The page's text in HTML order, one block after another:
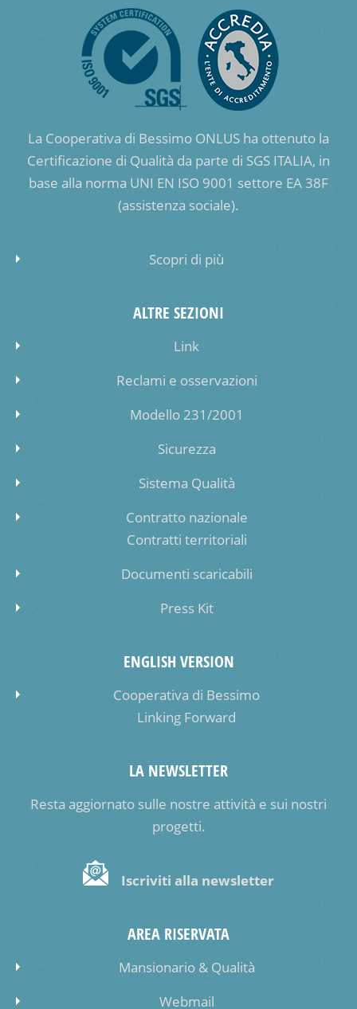
La Cooperativa di Bessimo ONLUS ha ottenuto la
Certificazione di Qualità da parte di SGS ITALIA, in
base alla norma UNI EN ISO 9001 settore EA 38F
(assistenza sociale).
Scopri di più
ALTRE SEZIONI
Link
Reclami e osservazioni
Modello 231/2001
Sicurezza
Sistema Qualità
Contratto nazionale
Contratti territoriali
Documenti scaricabili
Press Kit
ENGLISH VERSION
Cooperativa di Bessimo
Linking Forward
LA NEWSLETTER
Resta aggiornato sulle nostre attività e sui nostri
progetti.
Iscriviti alla newsletter
AREA RISERVATA
Mansionario & Qualità
Webmail